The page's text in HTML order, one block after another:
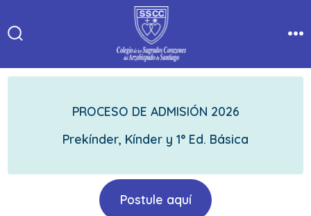
al
búsqueda
PROCESO DE ADMISIÓN 2026
Prekínder, Kínder y 1° Ed. Básica
Postule aquí